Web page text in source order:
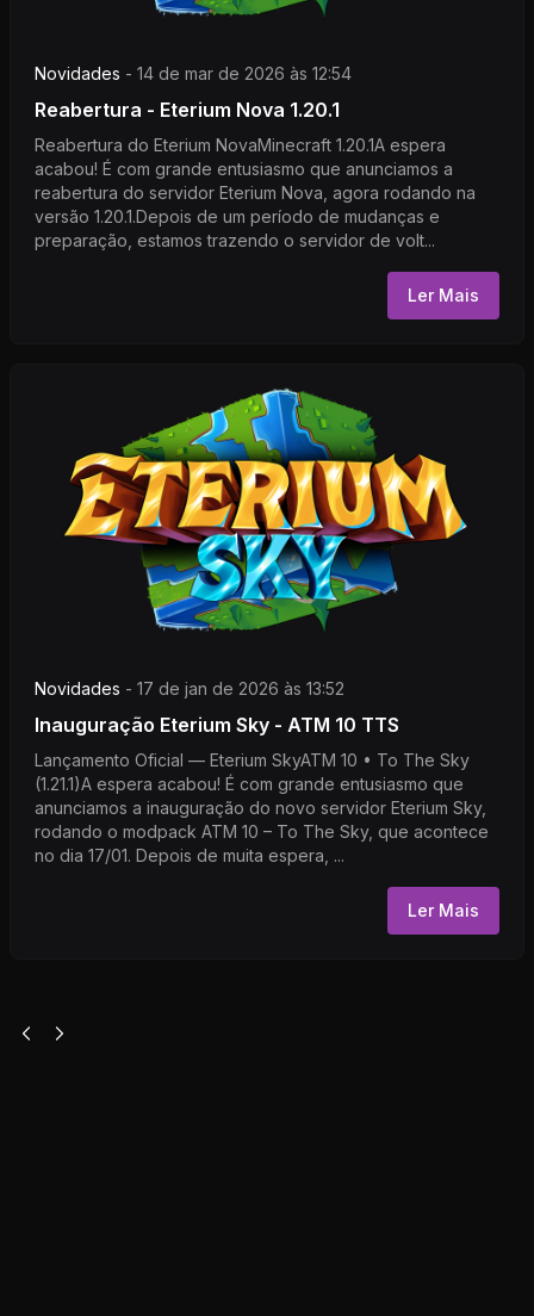
Novidades - 14 de mar de 2026 às 12:54
Reabertura - Eterium Nova 1.20.1
Reabertura do Eterium NovaMinecraft 1.20.1A espera
acabou! É com grande entusiasmo que anunciamos a
reabertura do servidor Eterium Nova, agora rodando na
versão 1.20.1.Depois de um período de mudanças e
preparação, estamos trazendo o servidor de volt...
Ler Mais
Novidades - 17 de jan de 2026 às 13:52
Inauguração Eterium Sky - ATM 10 TTS
Lançamento Oficial — Eterium SkyATM 10 • To The Sky
(1.21.1)A espera acabou! É com grande entusiasmo que
anunciamos a inauguração do novo servidor Eterium Sky,
rodando o modpack ATM 10 – To The Sky, que acontece
no dia 17/01. Depois de muita espera, ...
Ler Mais